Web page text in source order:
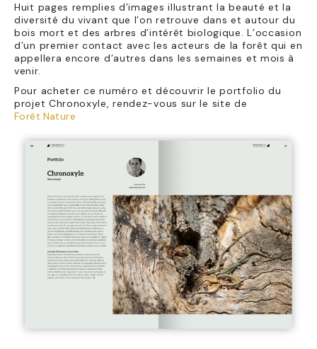
Huit pages remplies d’images illustrant la beauté et la
diversité du vivant que l’on retrouve dans et autour du
bois mort et des arbres d’intérêt biologique. L’occasion
d’un premier contact avec les acteurs de la forêt qui en
appellera encore d’autres dans les semaines et mois à
venir.
Pour acheter ce numéro et découvrir le portfolio du
projet Chronoxyle, rendez-vous sur le site de
Forêt.Nature